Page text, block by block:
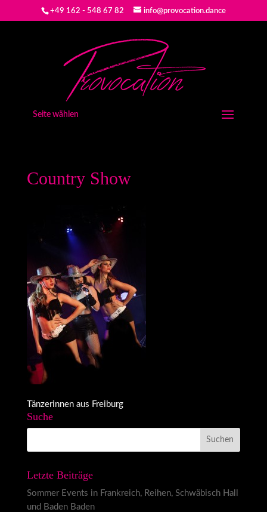
+49 162 - 548 67 82 info@provocation.dance
Seite wählen
Country Show
Tänzerinnen aus Freiburg
Suche
Letzte Beiträge
Sommer Events in Frankreich, Reihen, Schwäbisch Hall
und Baden Baden